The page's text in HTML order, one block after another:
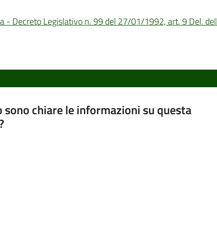
Decreto Legislativo n. 99 del 27/01/1992, art. 9 Del.
sono chiare le informazioni su questa